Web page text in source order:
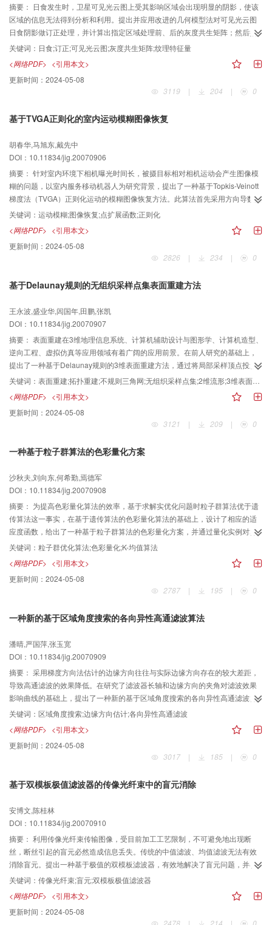
摘要： 日食发生时，卫星可见光云图上受其影响区域会出现明显的阴影，使该
区域的信息无法得到分析和利用。提出并应用改进的几何模型法对可见光云图
日食阴影做订正处理，并计算出指定区域处理前、后的灰度共生矩阵；然后抽
取云图纹理特征量对订正效果做进一步分析比较，结果表明，改进后的几何模
关键词： 日食;订正;可见光云图;灰度共生矩阵;纹理特征量
<网络PDF> <引用本文>
更新时间： 2024-05-08
3119
| 204 | 0
基于TVGA正则化的室内运动模糊图像恢复
胡春华,马旭东,戴先中
DOI：10.11834/jig.20070906
摘要： 针对室内环境下相机曝光时间长，被摄目标相对相机运动会产生图像模
糊的问题，以室内服务移动机器人为研究背景，提出了一种基于Topkis-Veinott
梯度法（TVGA）正则化运动的模糊图像恢复方法。此算法首先采用方向导数法
估计出运动模糊方向，同时将图像运动模糊方向旋转至水平轴；然后采用自相
关函数平均法确定运动模糊长度，并算出运动模糊点扩展函数（PSF）；最后
采用改进的TVGA最优化正则参数，进而恢复原始图像。与经典的Wiener法和
两种正则化恢复方法进行的比较结果表明，用TVGA法正则化恢复的图像效果较
关键词： 运动模糊;图像恢复;点扩展函数;正则化
<网络PDF> <引用本文>
更新时间： 2024-05-08
2826
| 234 | 0
基于Delaunay规则的无组织采样点集表面重建方法
王永波,盛业华,闾国年,田鹏,张凯
DOI：10.11834/jig.20070907
摘要： 表面重建在3维地理信息系统、计算机辅助设计与图形学、计算机造型、
逆向工程、虚拟仿真等应用领域有着广阔的应用前景。在前人研究的基础上，
提出了一种基于Delaunay规则的3维表面重建方法，通过将局部采样顶点投影
到局部切平面上，利用Delaunay规则对投影点进行约束三角剖分，并将剖分得
到的顶点连接关系映射到3维空间中，即可得到采样点之间的相互连接关系，实
现采样曲面S的表面重建。实验结果表明，算法在表面重建过程中可以有效检测
不充分采样区域以及表面边界部分，适用于开、闭两种类型曲面的表面重建。
此外，算法还具有实现简单、运行高效等优点。
关键词： 表面重建;拓扑重建;不规则三角网;无组织采样点集;2维流形;3维表面模型
<网络PDF> <引用本文>
更新时间： 2024-05-08
3121
| 209 | 0
一种基于粒子群算法的色彩量化方案
沙秋夫,刘向东,何希勤,焉德军
DOI：10.11834/jig.20070908
摘要： 为提高色彩量化算法的效率，基于求解实优化问题时粒子群算法优于遗
传算法这一事实，在基于遗传算法的色彩量化算法的基础上，设计了相应的适
应度函数，给出了一种基于粒子群算法的色彩量化方案，并通过量化实例对算
法的性能进行了比较。实验结果显示，基于粒子群优化算法的色彩量化方法在
关键词： 粒子群优化算法;色彩量化;K-均值算法
<网络PDF> <引用本文>
更新时间： 2024-05-08
2787
| 195 | 0
一种新的基于区域角度搜索的各向异性高通滤波算法
潘晴,严国萍,张玉宽
DOI：10.11834/jig.20070909
摘要： 采用梯度方向法估计的边缘方向往往与实际边缘方向存在的较大差距，
导致高通滤波的效果降低。在研究了滤波器长轴和边缘方向的夹角对滤波效果
影响曲线的基础上，提出了一种新的基于区域角度搜索的各向异性高通滤波算
法，以采用梯度方向法估计的边缘方向角为初始值，利用区域搜索寻找实际的
边缘方向角，同时获得该搜索步长下最佳的滤波效果。如果严格遵循“滤波器长
轴与实际边缘方向重合”时，将得到理想高通滤波效果，实验结果表明，采用本
文滤波方案所得到的滤波效果更趋近于理想。
关键词： 区域角度搜索;边缘方向估计;各向异性高通滤波
<网络PDF> <引用本文>
更新时间： 2024-05-08
3017
| 185 | 0
基于双模板极值滤波器的传像光纤束中的盲元消除
安博文,陈桂林
DOI：10.11834/jig.20070910
摘要： 利用传像光纤束传输图像，受目前加工工艺限制，不可避免地出现断
丝，断丝引起的盲元必然造成信息丢失。传统的中值滤波、均值滤波无法有效
消除盲元。提出一种基于极值的双模板滤波器，有效地解决了盲元问题，并在
定位光纤中心位置时得到运用。
关键词： 传像光纤束;盲元;双模板极值滤波器
<网络PDF> <引用本文>
更新时间： 2024-05-08
2478
| 214 | 0